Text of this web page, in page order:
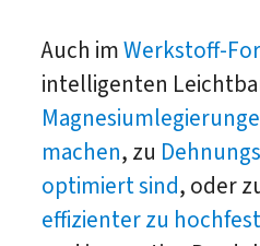
Auch imWerkstoff-
intelligenten
machen, zu
optimiert sind, oder
effizienter zu